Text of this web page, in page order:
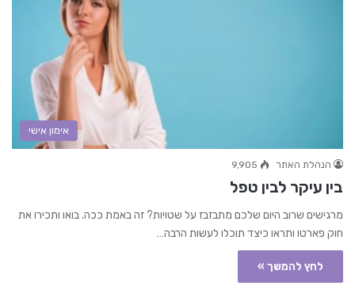
אימון אישי
הנהלת האתר 9,905
בין עיקר לבין טפל
מרגישים שרוב היום שלכם מתבזבז על שטויות? זה באמת ככה. בואו ותכירו את
חוק פארטו ותראו כיצד תוכלו לעשות הרבה…
לחץ להמשך »